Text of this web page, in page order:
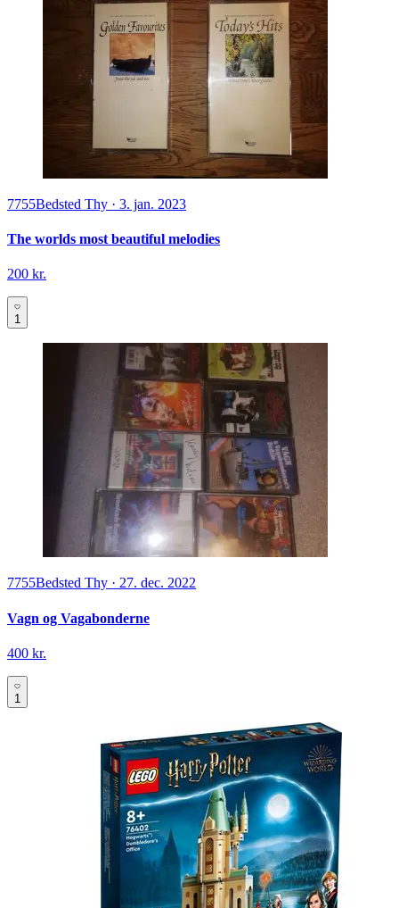
7755Bedsted Thy · 3. jan. 2023
The worlds most beautiful melodies
200 kr.
1
7755Bedsted Thy · 27. dec. 2022
Vagn og Vagabonderne
400 kr.
1